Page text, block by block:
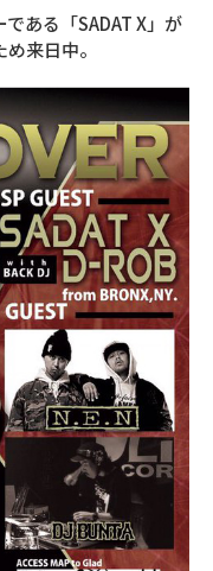
ある「SADAT X」が
来日中。